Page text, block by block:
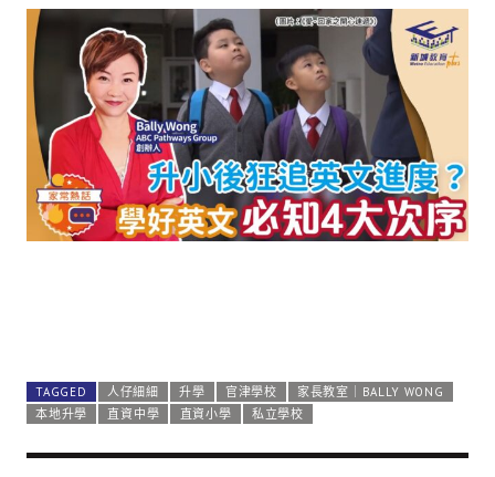
TAGGED 人仔細細 升學 官津學校
家長教室｜BALLY WONG
本地升學
直資中學 直資小學 私立學校